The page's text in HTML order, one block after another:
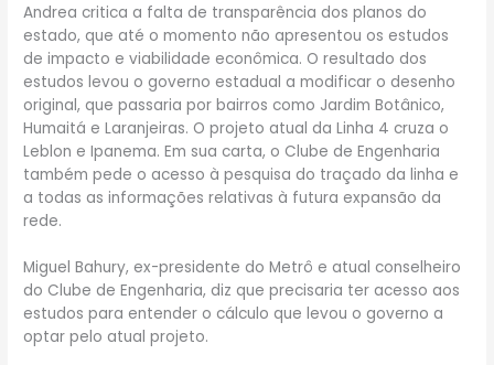
Andrea critica a falta de transparência dos planos do
estado, que até o momento não apresentou os estudos
de impacto e viabilidade econômica. O resultado dos
estudos levou o governo estadual a modificar o desenho
original, que passaria por bairros como Jardim Botânico,
Humaitá e Laranjeiras. O projeto atual da Linha 4 cruza o
Leblon e Ipanema. Em sua carta, o Clube de Engenharia
também pede o acesso à pesquisa do traçado da linha e
a todas as informações relativas à futura expansão da
rede.
Miguel Bahury, ex-presidente do Metrô e atual conselheiro
do Clube de Engenharia, diz que precisaria ter acesso aos
estudos para entender o cálculo que levou o governo a
optar pelo atual projeto.